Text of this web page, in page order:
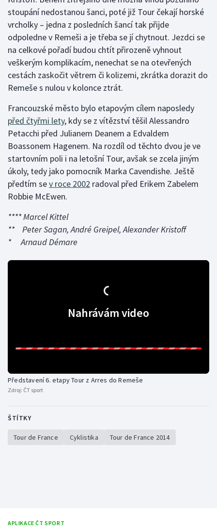
Stolní tenis
Triatlon
Veslování
Vodní slalom
Ostatní
stoupání nedostanou šanci, poté již Tour čekají horské
vrcholky – jedna z posledních šancí tak přijde
odpoledne v Remeši a je třeba se jí chytnout. Jezdci se
na celkové pořadí budou chtít přirozeně vyhnout
veškerým komplikacím, nenechat se na otevřených
cestách zaskočit větrem či kolizemi, zkrátka dorazit do
Remeše s nulou v kolonce ztrát.
Francouzské město bylo etapovým cílem naposledy
před čtyřmi lety, kdy se z vítězství těšil Alessandro
Petacchi před Julianem Deanem a Edvaldem
Boassonem Hagenem. Na rozdíl od těchto dvou je ve
startovním poli i na letošní Tour, avšak se zcela jiným
úkoly, tedy jako pomocník Marka Cavendishe. Ještě
předtím sev roce 2002 radoval před Erikem Zabelem
Robbie McEwen.
****Marcel Kittel
** Peter Sagan,André Greipel,Alexander Kristoff
*Arnaud Démare
Nahrávám video
Představení 6. etapy Tour z Arres do Remeše
Zdroj: ČT sport
ŠTÍTKY
Tour de France Cyklistika Tour de France 2014
APLIKACE ČT SPORT